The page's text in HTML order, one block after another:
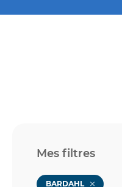
Mes filtres
BARDAHL